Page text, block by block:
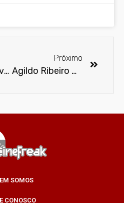
Anvisa proíbe venda de lentes de contato para cosplays
Próximo
Agildo Ribeiro morre aos 86 anos
SOMOS
CONOSCO